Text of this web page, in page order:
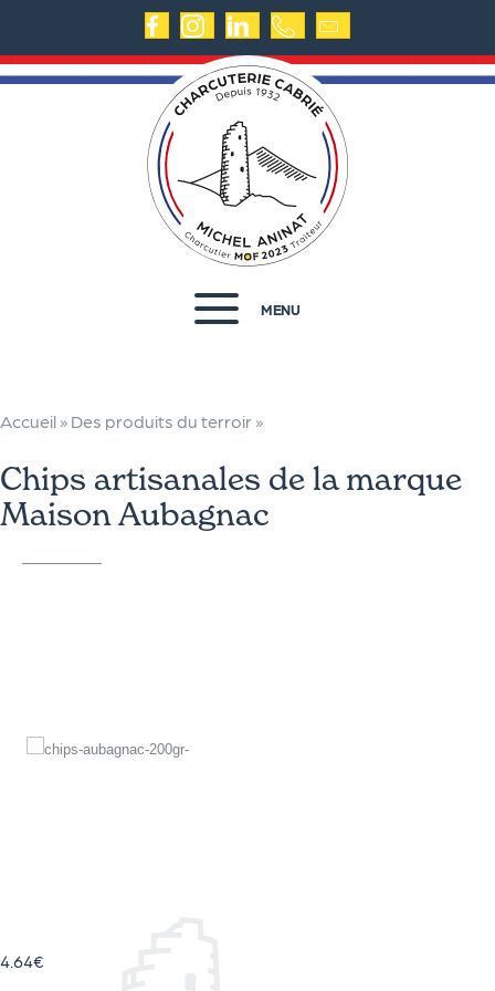
MENU
Accueil » Des produits du terroir »
Chips artisanales de la marque
Maison Aubagnac
4.64€